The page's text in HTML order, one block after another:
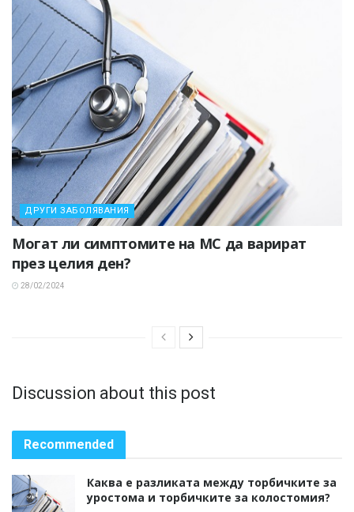
ДРУГИ ЗАБОЛЯВАНИЯ
Могат ли симптомите на МС да варират
през целия ден?
28/02/2024
Discussion about this post
Recommended
Каква е разликата между торбичките за
уростома и торбичките за колостомия?